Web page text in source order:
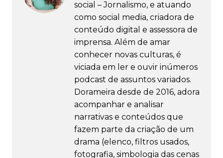
social – Jornalismo, e atuando
como social media, criadora de
conteúdo digital e assessora de
imprensa. Além de amar
conhecer novas culturas, é
viciada em ler e ouvir inúmeros
podcast de assuntos variados.
Dorameira desde de 2016, adora
acompanhar e analisar
narrativas e conteúdos que
fazem parte da criação de um
drama (elenco, filtros usados,
fotografia, simbologia das cenas